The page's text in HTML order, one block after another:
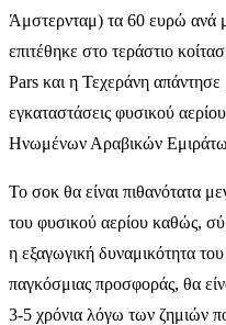
Άμστερνταμ) τα 60 ευρώ ανά
επιτέθηκε στο τεράστιο
Pars και η Τεχεράνη απάντησε
εγκαταστάσεις φυσικού
Ηνωμένων Αραβικών
Το σοκ θα είναι πιθανότατα
του φυσικού αερίου καθώς,
η εξαγωγική δυναμικότητα
παγκόσμιας προσφοράς, θα
3-5 χρόνια λόγω των ζημιών